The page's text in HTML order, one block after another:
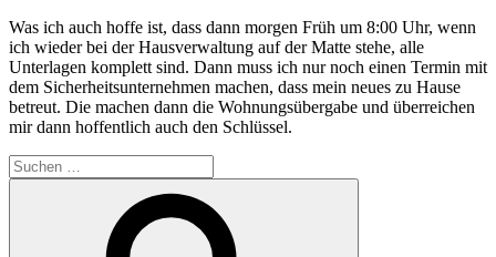
Was ich auch hoffe ist, dass dann morgen Früh um 8:00 Uhr, wenn
ich wieder bei der Hausverwaltung auf der Matte stehe, alle
Unterlagen komplett sind. Dann muss ich nur noch einen Termin mit
dem Sicherheitsunternehmen machen, dass mein neues zu Hause
betreut. Die machen dann die Wohnungsübergabe und überreichen
mir dann hoffentlich auch den Schlüssel.
Suchen
nach: